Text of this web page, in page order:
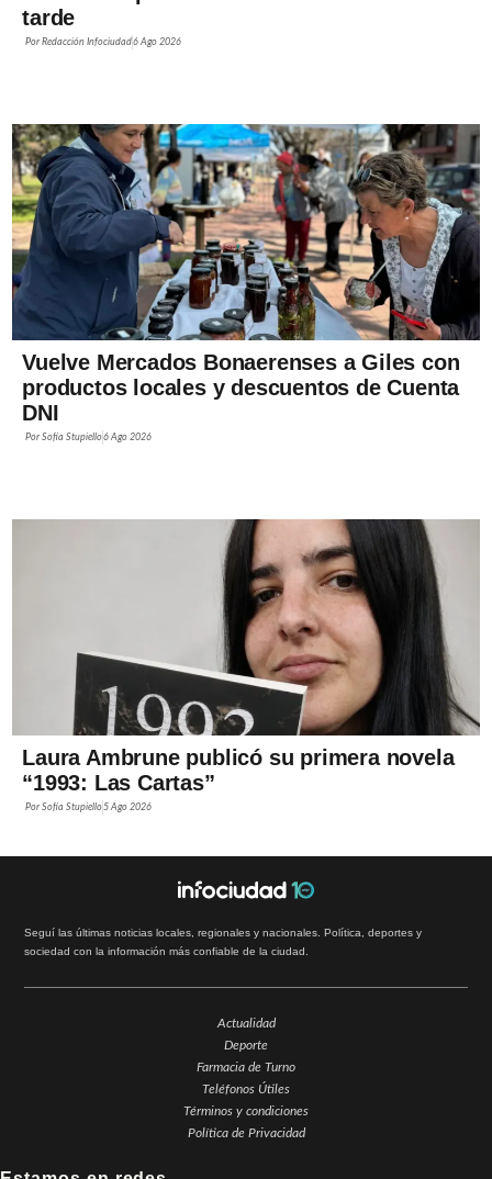
tarde
PorRedacción Infociudad6 Ago 2026
Vuelve Mercados Bonaerenses a Giles con
productos locales y descuentos de Cuenta
DNI
PorSofía Stupiello6 Ago 2026
Laura Ambrune publicó su primera novela
“1993: Las Cartas”
PorSofía Stupiello5 Ago 2026
Seguí las últimas noticias locales, regionales y nacionales. Política, deportes y
sociedad con la información más confiable de la ciudad.
Actualidad
Deporte
Farmacia de Turno
Teléfonos Útiles
Términos y condiciones
Política de Privacidad